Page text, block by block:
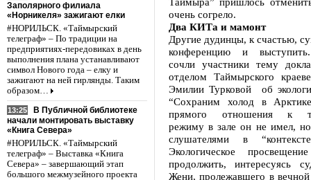
Заполярного филиала
«Норникеля» зажигают елки
#НОРИЛЬСК. «Таймырский
телеграф» – По традиции на
предприятиях-передовиках в день
выполнения плана устанавливают
символ Нового года – елку и
зажигают на ней гирлянды. Таким
образом…
13:25
В Публичной библиотеке
начали монтировать выставку
«Книга Севера»
#НОРИЛЬСК. «Таймырский
телеграф» – Выставка «Книга
Севера» – завершающий этап
большого межмузейного проекта
очень согрело.
Два КИТа и мамонт
Другие дудинцы, к счастью,
конференцию и
сочли участники тему
отделом Таймырского
Эмилии Турковой об
“Сохраним холод в
прямого отношения к
режиму в зале он не имел,
слушателями в
Экологическое
продолжить, интересуясь
Жени, пролежавшего в вечной